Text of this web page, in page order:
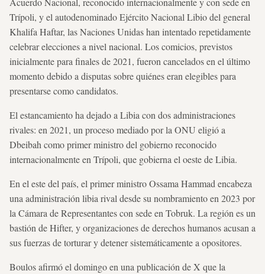
Trípoli, y el autodenominado Ejército Nacional Libio del general
Khalifa Haftar, las Naciones Unidas han intentado repetidamente
celebrar elecciones a nivel nacional. Los comicios, previstos
inicialmente para finales de 2021, fueron cancelados en el último
momento debido a disputas sobre quiénes eran elegibles para
presentarse como candidatos.
El estancamiento ha dejado a Libia con dos administraciones
rivales: en 2021, un proceso mediado por la ONU eligió a
Dbeibah como primer ministro del gobierno reconocido
internacionalmente en Trípoli, que gobierna el oeste de Libia.
En el este del país, el primer ministro Ossama Hammad encabeza
una administración libia rival desde su nombramiento en 2023 por
la Cámara de Representantes con sede en Tobruk. La región es un
bastión de Hifter, y organizaciones de derechos humanos acusan a
sus fuerzas de torturar y detener sistemáticamente a opositores.
Boulos afirmó el domingo en una publicación de X que la